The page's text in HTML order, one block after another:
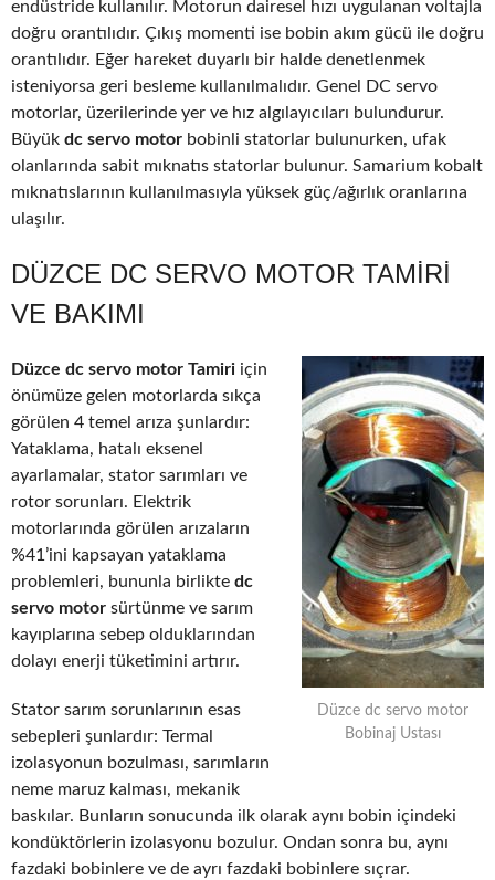
endüstride kullanılır. Motorun dairesel hızı uygulanan voltajla
doğru orantılıdır. Çıkış momenti ise bobin akım gücü ile doğru
orantılıdır. Eğer hareket duyarlı bir halde denetlenmek
isteniyorsa geri besleme kullanılmalıdır. Genel DC servo
motorlar, üzerilerinde yer ve hız algılayıcıları bulundurur.
Büyük dc servo motor bobinli statorlar bulunurken, ufak
olanlarında sabit mıknatıs statorlar bulunur. Samarium kobalt
mıknatıslarının kullanılmasıyla yüksek güç/ağırlık oranlarına
ulaşılır.
DÜZCE DC SERVO MOTOR TAMIRI
VE BAKIMI
Düzce dc servo motor
Bobinaj Ustası
Düzce dc servo motor Tamiri için
önümüze gelen motorlarda sıkça
görülen 4 temel arıza şunlardır:
Yataklama, hatalı eksenel
ayarlamalar, stator sarımları ve
rotor sorunları. Elektrik
motorlarında görülen arızaların
%41’ini kapsayan yataklama
problemleri, bununla birlikte dc
servo motor sürtünme ve sarım
kayıplarına sebep olduklarından
dolayı enerji tüketimini artırır.
Stator sarım sorunlarının esas
sebepleri şunlardır: Termal
izolasyonun bozulması, sarımların
neme maruz kalması, mekanik
baskılar. Bunların sonucunda ilk olarak aynı bobin içindeki
kondüktörlerin izolasyonu bozulur. Ondan sonra bu, aynı
fazdaki bobinlere ve de ayrı fazdaki bobinlere sıçrar.